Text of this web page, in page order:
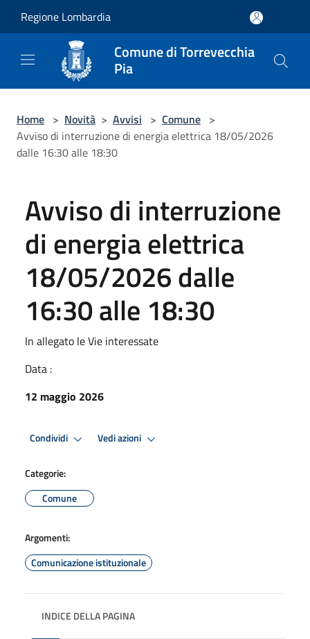
Regione Lombardia
Comune di Torrevecchia
Pia
Home > Novità > Avvisi > Comune >
Avviso di interruzione di energia elettrica 18/05/2026
dalle 16:30 alle 18:30
Avviso di interruzione
di energia elettrica
18/05/2026 dalle
16:30 alle 18:30
In allegato le Vie interessate
Data :
12 maggio 2026
Condividi Vedi azioni
Categorie:
Comune
Argomenti:
Comunicazione istituzionale
INDICE DELLA PAGINA